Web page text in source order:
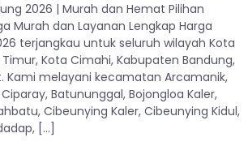
2026 | Murah dan Hemat Pilihan
Murah dan Layanan Lengkap Harga
terjangkau untuk seluruh wilayah Kota
Kota Cimahi, Kabupaten Bandung,
Kami melayani kecamatan Arcamanik,
Batununggal, Bojongloa Kaler,
Cibeunying Kaler, Cibeunying Kidul,
[…]